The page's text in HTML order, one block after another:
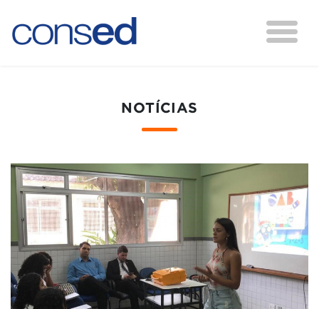
NOTÍCIAS